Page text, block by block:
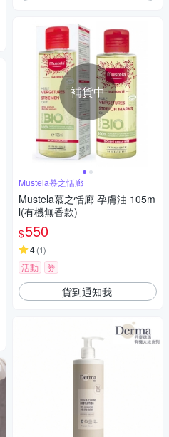
補貨中
Mustela慕之恬廊
Mustela慕之恬廊 孕膚油 105m
l(有機無香款)
$550
4(1)
活動 券
貨到通知我